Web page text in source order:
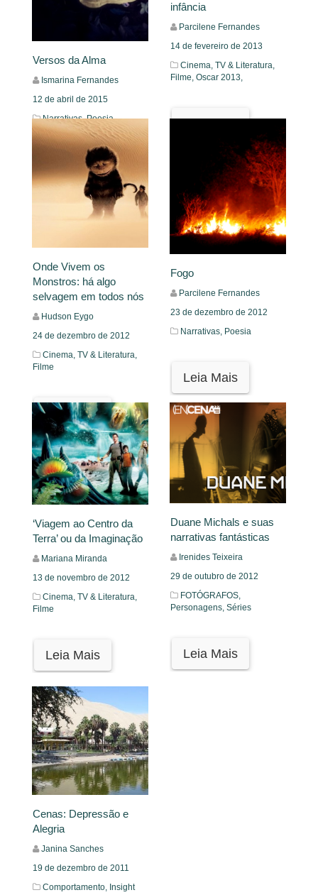
Versos da Alma
Ismarina Fernandes
12 de abril de 2015
Narrativas,Poesia
Leia Mais
infância
Parcilene Fernandes
14 de fevereiro de 2013
Cinema, TV & Literatura,
Filme, Oscar 2013,
Onde Vivem os
Monstros: há algo
selvagem em todos nós
Hudson Eygo
24 de dezembro de 2012
Cinema, TV & Literatura,
Filme
Leia Mais
Fogo
Parcilene Fernandes
23 de dezembro de 2012
Narrativas, Poesia
Leia Mais
‘Viagem ao Centro da
Terra’ ou da Imaginação
Mariana Miranda
13 de novembro de 2012
Cinema, TV & Literatura,
Filme
Leia Mais
Duane Michals e suas
narrativas fantásticas
Irenides Teixeira
29 de outubro de 2012
FOTÓGRAFOS,
Personagens, Séries
Leia Mais
Cenas: Depressão e
Alegria
Janina Sanches
19 de dezembro de 2011
Comportamento, Insight